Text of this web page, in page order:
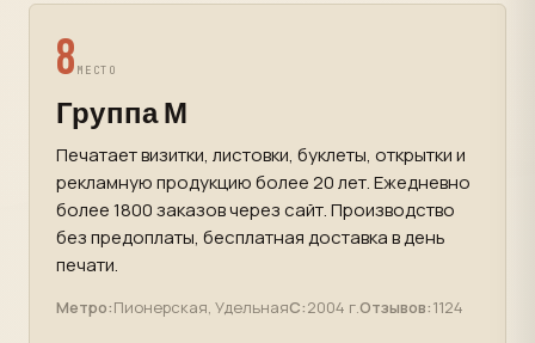
8 МЕСТО
Группа М
Печатает визитки, листовки, буклеты, открытки и
рекламную продукцию более 20 лет. Ежедневно
более 1800 заказов через сайт. Производство
без предоплаты, бесплатная доставка в день
печати.
Метро:Пионерская, УдельнаяС:2004 г.Отзывов:1124